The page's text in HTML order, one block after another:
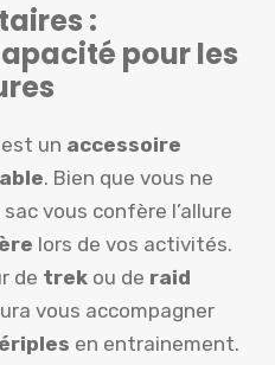
:
pour les
est un accessoire
. Bien que vous ne
vous confère l’allure
lors de vos activités.
de trek ou de raid
vous accompagner
en entrainement.